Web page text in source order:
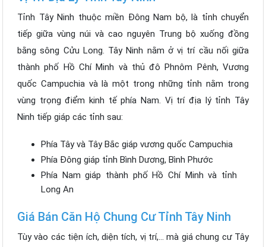
Tỉnh Tây Ninh thuộc miền Đông Nam bộ, là tỉnh chuyển
tiếp giữa vùng núi và cao nguyên Trung bộ xuống đồng
bằng sông Cửu Long. Tây Ninh nằm ở vị trí cầu nối giữa
thành phố Hồ Chí Minh và thủ đô Phnôm Pênh, Vương
quốc Campuchia và là một trong những tỉnh nằm trong
vùng trọng điểm kinh tế phía Nam. Vị trí địa lý tỉnh Tây
Ninh tiếp giáp các tỉnh sau:
Phía Tây và Tây Bắc giáp vương quốc Campuchia
Phía Đông giáp tỉnh Bình Dương, Bình Phước
Phía Nam giáp thành phố Hồ Chí Minh và tỉnh
Long An
Giá Bán Căn Hộ Chung Cư Tỉnh Tây Ninh
Tùy vào các tiện ích, diện tích, vị trí,... mà giá chung cư Tây